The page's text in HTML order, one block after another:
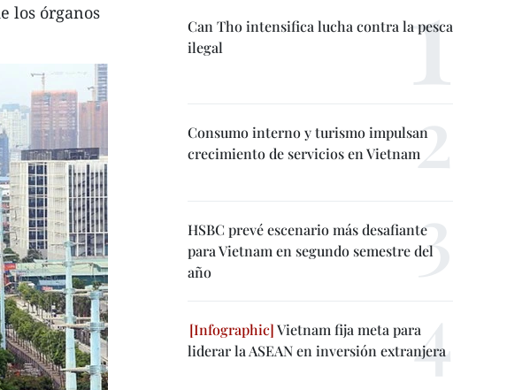
los órganos
Can Tho intensifica lucha contra la pesca
ilegal
Consumo interno y turismo impulsan
crecimiento de servicios en Vietnam
HSBC prevé escenario más desafiante
para Vietnam en segundo semestre del
año
Vietnam fija meta para
liderar la ASEAN en inversión extranjera